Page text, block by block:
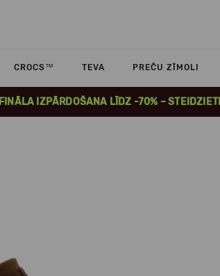
CROCS™ TEVA PREČU ZĪMOLI
FINĀLA IZPĀRDOŠANA LĪDZ -70% –